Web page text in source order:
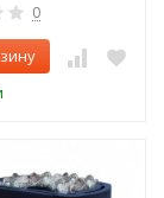
0